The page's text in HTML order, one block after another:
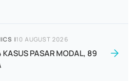
|10 AUGUST 2026
PASAR MODAL, 89